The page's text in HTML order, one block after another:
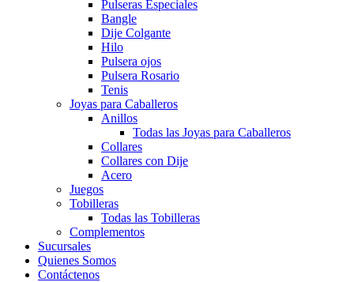
Pulseras Especiales
Bangle
Dije Colgante
Hilo
Pulsera ojos
Pulsera Rosario
Tenis
Joyas para Caballeros
Anillos
Todas las Joyas para Caballeros
Collares
Collares con Dije
Acero
Juegos
Tobilleras
Todas las Tobilleras
Complementos
Sucursales
Quienes Somos
Contáctenos